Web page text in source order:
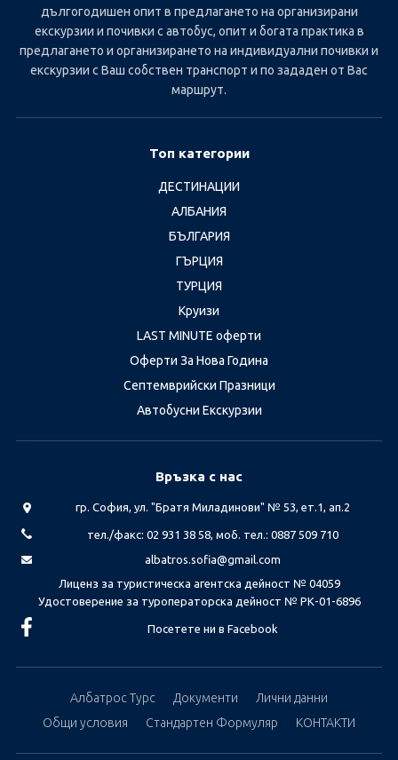
дългогодишен опит в предлагането на организирани
екскурзии и почивки с автобус, опит и богата практика в
предлагането и организирането на индивидуални почивки и
екскурзии с Ваш собствен транспорт и по зададен от Вас
маршрут.
Топ категории
ДЕСТИНАЦИИ
АЛБАНИЯ
БЪЛГАРИЯ
ГЪРЦИЯ
ТУРЦИЯ
Круизи
LAST MINUTE оферти
Оферти За Нова Година
Септемврийски Празници
Автобусни Екскурзии
Връзка с нас
гр. София, ул. "Братя Миладинови" № 53, ет.1, ап.2
тел./факс: 02 931 38 58, моб. тел.: 0887 509 710
albatros.sofia@gmail.com
Лиценз за туристическа агентска дейност № 04059
Удостоверение за туроператорска дейност № РК-01-6896
Посетете ни в Facebook
Албатрос Турс Документи
Лични данни
Общи условия
Стандартен Формуляр КОНТАКТИ